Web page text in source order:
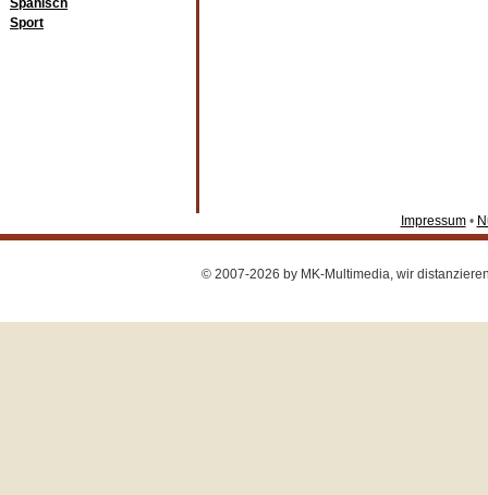
Spanisch
Sport
Impressum•
© 2007-2026 by MK-Multimedia, wir